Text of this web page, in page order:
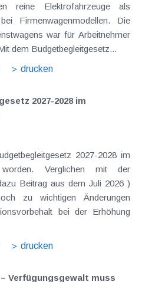
reine Elektrofahrzeuge als
Firmenwagenmodellen. Die
war für Arbeitnehmer
dem Budgetbegleitgesetz...
drucken
2027-2028 im
2027-2028 im
worden. Verglichen mit der
Beitrag aus dem Juli 2026 )
zu wichtigen Änderungen
drucken
Verfügungsgewalt muss